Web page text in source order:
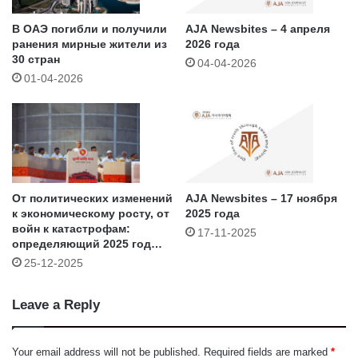
В ОАЭ погибли и получили
ранения мирные жители из
30 стран
01-04-2026
AJA Newsbites – 4 апреля
2026 года
04-04-2026
От политических изменений
к экономическому росту, от
войн к катастрофам:
определяющий 2025 год
для Азии (VIII) – Бангладеш
25-12-2025
AJA Newsbites – 17 ноября
2025 года
17-11-2025
Leave a Reply
Your email address will not be published. Required fields are marked *